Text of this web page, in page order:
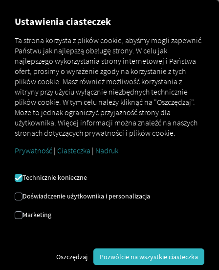
Marketplace Connectors Renault Connect How to
RENAULT
PROCES
WDRAŻANIA DO
FIRMY NOWEGO
PRACOWNIKA
wyposażyć swoje pojazdy RIO
Ustawienia ciasteczek
Ta strona korzysta z plików cookie, abyśmy mogli zapewnić
Państwu jak najlepszą obsługę strony. W celu jak
najlepszego wykorzystania strony internetowej i Państwa
ofert, prosimy o wyrażenie zgody na korzystanie z tych
plików cookie. Masz również możliwość korzystania z
witryny przy użyciu wyłącznie niezbędnych technicznie
plików cookie. W tym celu należy kliknąć na "Oszczędzaj".
Może to jednak ograniczyć przyjazność strony dla
użytkownika. Więcej informacji można znaleźć na naszych
stronach dotyczących prywatności i plików cookie.
Prywatność | Ciasteczka | Nadruk
Technicznie konieczne
Doświadczenie użytkownika i personalizacja
Marketing
Oszczędzaj Pozwólcie na wszystkie ciasteczka